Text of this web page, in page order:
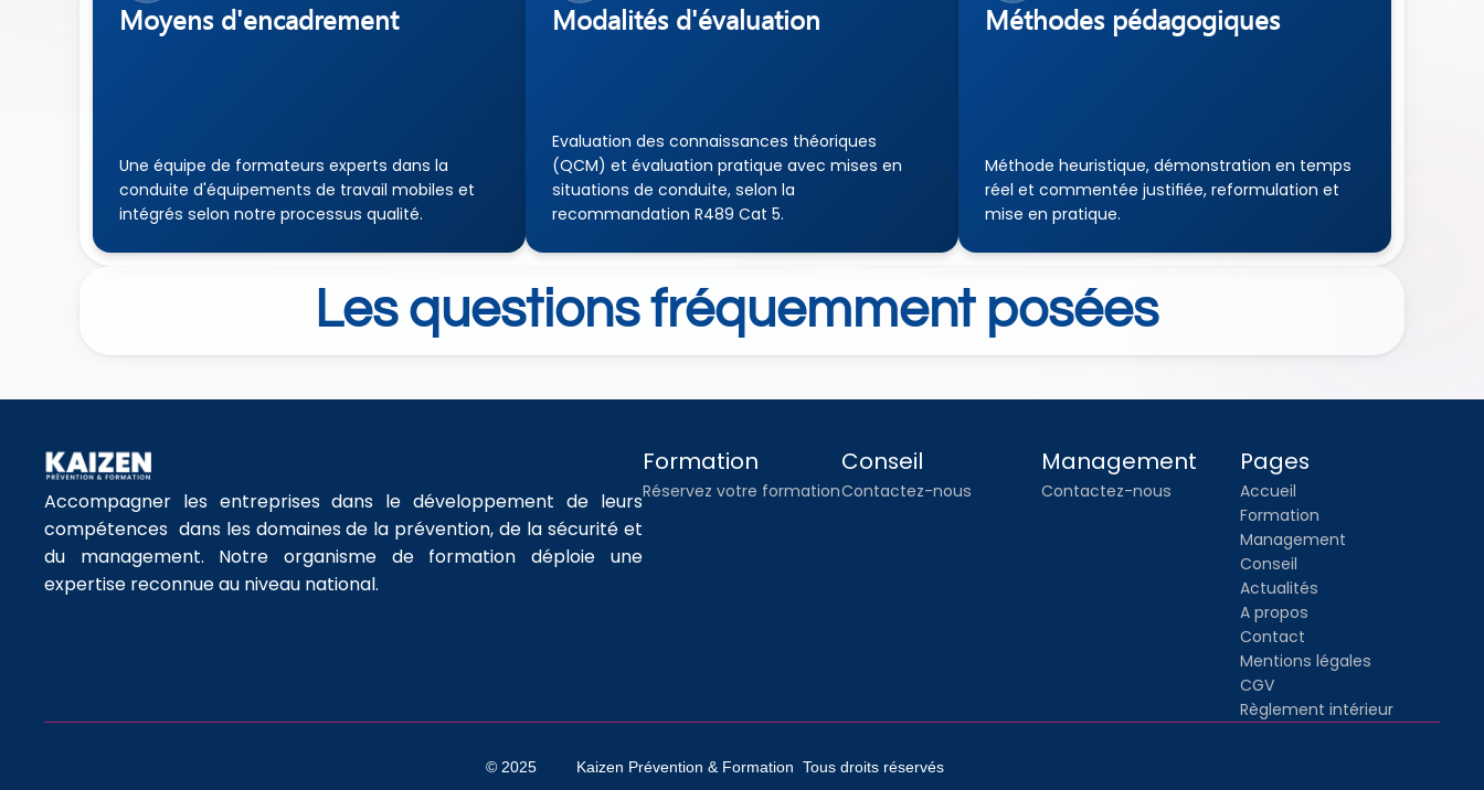
Moyens d'encadrement
Une équipe de formateurs experts dans la
conduite d'équipements de travail mobiles et
intégrés selon notre processus qualité.
Modalités d'évaluation
Evaluation des connaissances théoriques
(QCM) et évaluation pratique avec mises en
situations de conduite, selon la
recommandation R489 Cat 5.
Méthodes pédagogiques
Méthode heuristique, démonstration en temps
réel et commentée justifiée, reformulation et
mise en pratique.
Les questions fréquemment posées
Accompagner les entreprises dans le développement de leurs
compétences  dans les domaines de la prévention, de la sécurité et
du management. Notre organisme de formation déploie une
expertise reconnue au niveau national.
Formation
Réservez votre formation
Conseil
Contactez-nous
Management
Contactez-nous
Pages
Accueil
Formation
Management
Conseil
Actualités
A propos
Contact
Mentions légales
CGV
Règlement intérieur
© 2025         Kaizen Prévention & Formation  Tous droits réservés